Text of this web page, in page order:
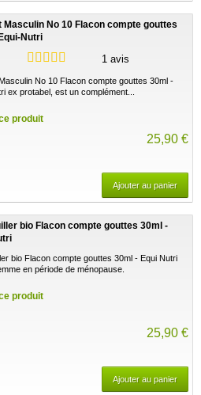
Masculin No 10 Flacon compte gouttes
Nutri
1 avis
No 10 Flacon compte gouttes 30ml -
ex protabel, est un complément...
produit
25,90 €
Ajouter au panier
bio Flacon compte gouttes 30ml -
bio Flacon compte gouttes 30ml - Equi Nutri
en période de ménopause.
produit
25,90 €
Ajouter au panier